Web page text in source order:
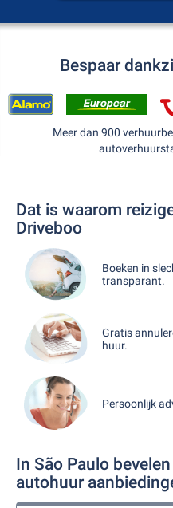
Bespaar
Meer dan 900
Dat is waarom
Driveboo
Boeken in
transparant.
Gratis
huur.
Persoonlijk
In São Paulo
autohuur